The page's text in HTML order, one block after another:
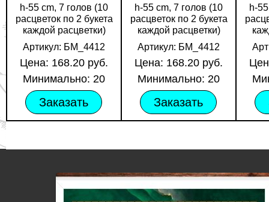
h-55 cm, 7 голов (10
расцветок по 2 букета
каждой расцветки)
Артикул: БМ_4412
Цена: 168.20 руб.
Минимально: 20
Заказать
h-55 cm, 7 голов (10
расцветок по 2 букета
каждой расцветки)
Артикул: БМ_4412
Цена: 168.20 руб.
Минимально: 20
Заказать
h-